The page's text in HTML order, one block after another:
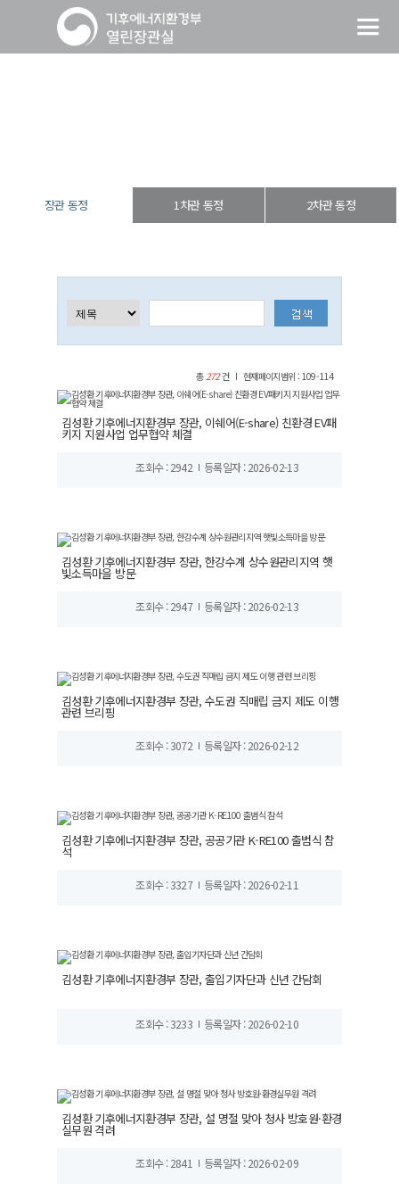
장관 동정 1차관 동정 2차관 동정
총272건 현재페이지범위 : 109-114
김성환 기후에너지환경부 장관, 이쉐어(E-share) 친환경 EV패
키지 지원사업 업무협약 체결
조회수 : 2942 등록일자 : 2026-02-13
김성환 기후에너지환경부 장관, 한강수계 상수원관리지역 햇
빛소득마을 방문
조회수 : 2947 등록일자 : 2026-02-13
김성환 기후에너지환경부 장관, 수도권 직매립 금지 제도 이행
관련 브리핑
조회수 : 3072 등록일자 : 2026-02-12
김성환 기후에너지환경부 장관, 공공기관 K-RE100 출범식 참
석
조회수 : 3327 등록일자 : 2026-02-11
김성환 기후에너지환경부 장관, 출입기자단과 신년 간담회
조회수 : 3233 등록일자 : 2026-02-10
김성환 기후에너지환경부 장관, 설 명절 맞아 청사 방호원·환경
실무원 격려
조회수 : 2841 등록일자 : 2026-02-09